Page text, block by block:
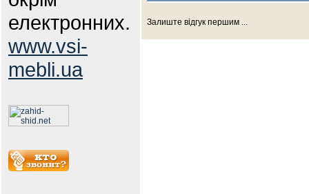
електронних.
www.vsi-
mebli.ua
Залиште відгук першим ...